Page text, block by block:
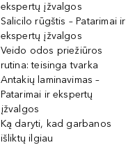
ekspertų įžvalgos
Salicilo rūgštis – Patarimai ir
ekspertų įžvalgos
Veido odos priežiūros
rutina: teisinga tvarka
Antakių laminavimas –
Patarimai ir ekspertų
įžvalgos
Ką daryti, kad garbanos
išliktų ilgiau